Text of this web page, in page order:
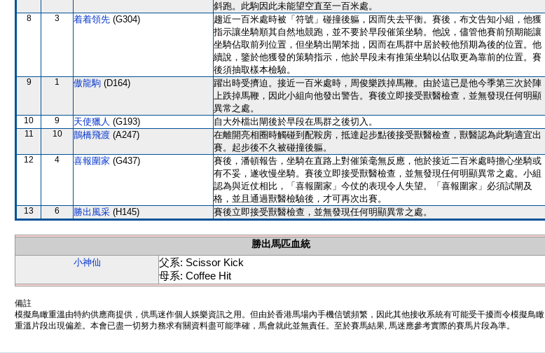
斜跑。此駒因此未能望空直至一百米處。
8 3 着着領先 (G304)
趨近一百米處時被「符號」碰撞後軀，因而失去平衡。賽後，布文告知小組，他獲
指示讓坐騎順其自然地競跑，並不要於早段催策坐騎。他說，儘管他賽前預期能讓
坐騎佔取前列位置，但坐騎出閘笨拙，因而在馬群中居於較他預期為後的位置。他
續說，鑒於他獲發的策騎指示，他於早段未有推策坐騎以佔取更為靠前的位置。賽
後須抽取樣本檢驗。
9 1 傲龍駒 (D164)
躍出時受擠迫。接近一百米處時，周俊樂跌掉馬鞭。由於這已是他今季第三次於陣
上跌掉馬鞭，因此小組向他發出警告。賽後立即接受獸醫檢查，並無發現任何明顯
異常之處。
10 9 天使獵人 (G193) 自大外檔出閘後於早段在馬群之後切入。
11 10 鵲橋飛渡 (A247)
在離開亮相圈時觸碰到配鞍房，抵達起步點後接受獸醫檢查，獸醫認為此駒適宜出
賽。起步後不久被碰撞後軀。
12 4 喜報圍家 (G437)
賽後，潘頓報告，坐騎在直路上對催策毫無反應，他於接近二百米處時擔心坐騎或
有不妥，遂收慢坐騎。賽後立即接受獸醫檢查，並無發現任何明顯異常之處。小組
認為與近仗相比，「喜報圍家」今仗的表現令人失望。「喜報圍家」必須試閘及
格，並且通過獸醫檢驗後，才可再次出賽。
13 6 勝出風采 (H145) 賽後立即接受獸醫檢查，並無發現任何明顯異常之處。
勝出馬匹血統
小神仙
父系: Scissor Kick
母系: Coffee Hit
備註
模擬鳥瞰重溫由特約供應商提供，供馬迷作個人娛樂資訊之用。但由於香港馬場內手機信號頻繁，因此其他接收系統有可能受干擾而令模擬鳥瞰
重溫片段出現偏差。本會已盡一切努力務求有關資料盡可能準確，馬會就此並無責任。至於賽馬結果, 馬迷應參考實際的賽馬片段為準。